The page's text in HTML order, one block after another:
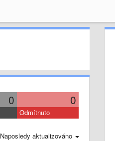
0 0
Odmítnuto
Naposledy aktualizováno